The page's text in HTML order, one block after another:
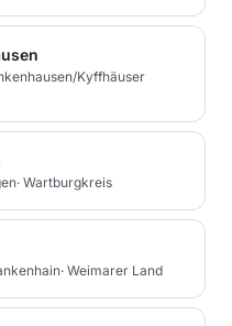
Kyffhäuser
· Wartburgkreis
· Weimarer Land